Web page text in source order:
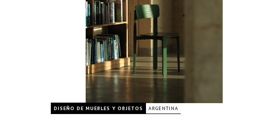
DISEÑO DE MUEBLES Y OBJETOS ARGENTINA